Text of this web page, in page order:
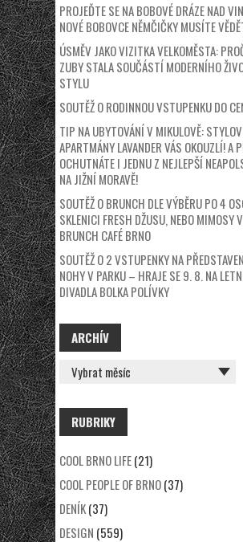
PROJEĎTE SE NA BOBOVÉ DRÁZE NAD
NOVÉ BOBOVCE NĚMČIČKY MUSÍTE
ÚSMĚV JAKO VIZITKA VELKOMĚSTA:
ZUBY STALA SOUČÁSTÍ MODERNÍHO
STYLU
SOUTĚŽ O RODINNOU VSTUPENKU DO
TIP NA UBYTOVÁNÍ V MIKULOVĚ:
APARTMÁNY LAVANDER VÁS OKOUZLÍ! A
OCHUTNÁTE I JEDNU Z NEJLEPŠÍ
NA JIŽNÍ MORAVĚ!
SOUTĚŽ O BRUNCH DLE VÝBĚRU PO 4
SKLENICI FRESH DŽUSU, NEBO MIMOSY
BRUNCH CAFÉ BRNO
SOUTĚŽ O 2 VSTUPENKY NA
NOHY V PARKU – HRAJE SE 9. 8. NA
DIVADLA BOLKA POLÍVKY
ARCHÍV
ARCHÍV
RUBRIKY
COOL BRNO LIFE(21)
COOL PEOPLE OF BRNO(37)
DENÍK(37)
DESIGN (559)